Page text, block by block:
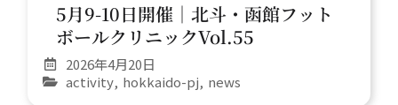
5月9-10日開催｜北斗・函館フット
ボールクリニックVol.55
2026年4月20日
activity, hokkaido-pj, news